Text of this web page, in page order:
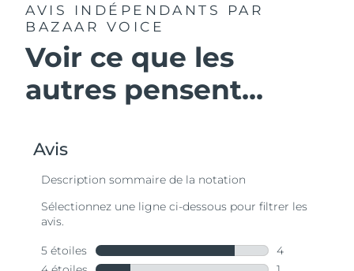
AVIS INDÉPENDANTS
PAR
BAZAAR VOICE
Voir ce que les
autres pensent...